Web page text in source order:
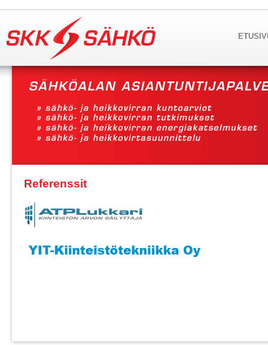
Referenssit